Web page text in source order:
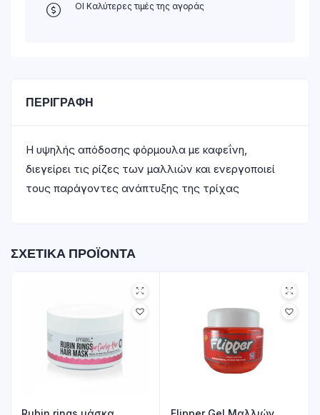
ΟΙ Καλύτερες τιμές της αγοράς
ΠΕΡΙΓΡΑΦΉ
Η υψηλής απόδοσης φόρμουλα με καφεΐνη,
διεγείρει τις ρίζες των μαλλιών και ενεργοποιεί
τους παράγοντες ανάπτυξης της τρίχας
ΣΧΕΤΙΚΆ ΠΡΟΪΌΝΤΑ